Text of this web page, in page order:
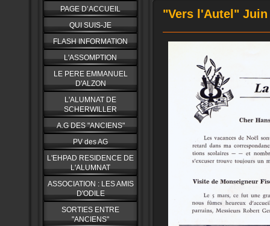
PAGE D’ACCUEIL
QUI SUIS-JE
FLASH INFORMATION
L'ASSOMPTION
LE PERE EMMANUEL
D'ALZON
L'ALUMNAT DE
SCHERWILLER
A.G DES "ANCIENS"
PV des AG
L'EHPAD RESIDENCE DE
L'ALUMNAT
ASSOCIATION : LES AMIS
D'ODILE
SORTIES ENTRE
"ANCIENS"
"Vers l'Autel" Juin